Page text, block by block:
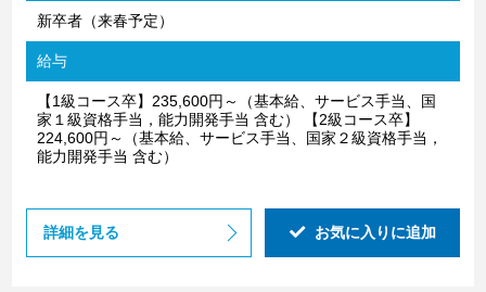
新卒者（来春予定）
給与
【1級コース卒】235,600円～（基本給、サービス手当、国
家１級資格手当，能力開発手当 含む） 【2級コース卒】
224,600円～（基本給、サービス手当、国家２級資格手当，
能力開発手当 含む）
詳細を見る お気に入りに追加